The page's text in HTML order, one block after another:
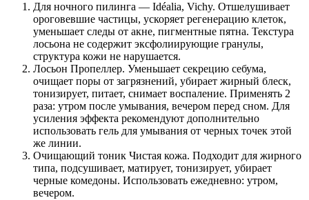
Для ночного пилинга — Idéalia, Vichy. Отшелушивает
ороговевшие частицы, ускоряет регенерацию клеток,
уменьшает следы от акне, пигментные пятна. Текстура
лосьона не содержит эксфолиирующие гранулы,
структура кожи не нарушается.
Лосьон Пропеллер. Уменьшает секрецию себума,
очищает поры от загрязнений, убирает жирный блеск,
тонизирует, питает, снимает воспаление. Применять 2
раза: утром после умывания, вечером перед сном. Для
усиления эффекта рекомендуют дополнительно
использовать гель для умывания от черных точек этой
же линии.
Очищающий тоник Чистая кожа. Подходит для жирного
типа, подсушивает, матирует, тонизирует, убирает
черные комедоны. Использовать ежедневно: утром,
вечером.